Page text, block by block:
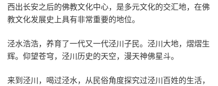
西出长安之后的佛教文化中心，是多元文化的交汇地，在佛
教文化发展史上具有非常重要的地位。
泾水浩浩，养育了一代又一代泾川子民。泾川大地，熠熠生
辉。仰望苍穹，泾川历史的天空，漫天神佛星斗。
来到泾川，喝过泾水，从民俗角度探究过泾川百姓的生活，